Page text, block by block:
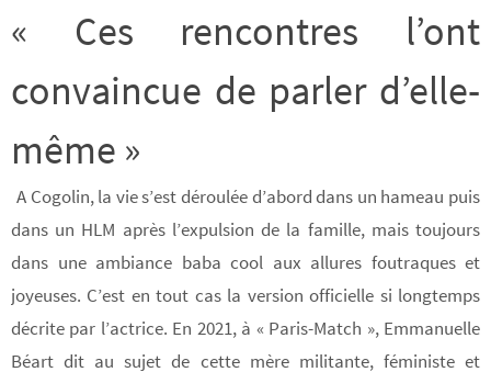
« Ces rencontres l’ont
convaincue de parler d’elle-
même »
A Cogolin, la vie s’est déroulée d’abord dans un hameau puis
dans un HLM après l’expulsion de la famille, mais toujours
dans une ambiance baba cool aux allures foutraques et
joyeuses. C’est en tout cas la version officielle si longtemps
décrite par l’actrice. En 2021, à « Paris-Match », Emmanuelle
Béart dit au sujet de cette mère militante, féministe et